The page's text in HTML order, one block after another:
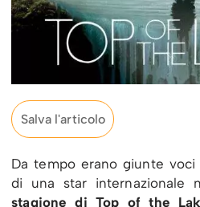
Salva l'articolo
Da tempo erano giunte voci
di una star internazionale
stagione di Top of the